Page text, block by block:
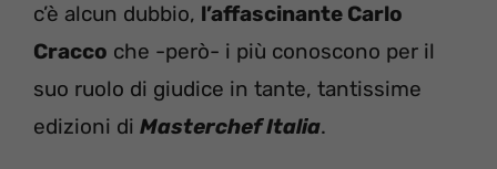
c’è alcun dubbio, l’affascinante Carlo
Cracco che -però- i più conoscono per il
suo ruolo di giudice in tante, tantissime
edizioni di Masterchef Italia.